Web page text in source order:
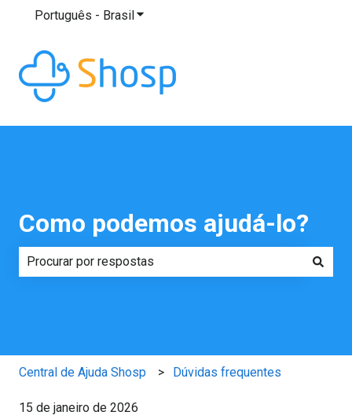
Português - BrasilMostrar submenu para traduções
Como podemos ajudá-lo?
Central de Ajuda Shosp Dúvidas frequentes
15 de janeiro de 2026